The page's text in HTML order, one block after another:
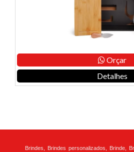
Orçar
Detalhes
Brindes, Brindes personalizados, Brinde,